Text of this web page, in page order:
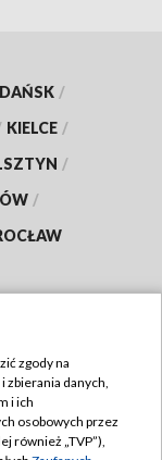
/
KIELCE /
/
/
zgody na
zbierania danych,
i ich
osobowych przez
również „TVP”),